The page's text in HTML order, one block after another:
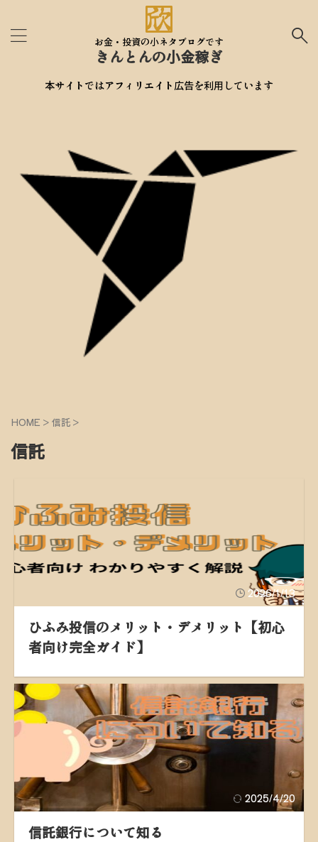
お金・投資の小ネタブログです
きんとんの小金稼ぎ
本サイトではアフィリエイト広告を利用しています
HOME > 信託 >
信託
2026/1/13
ひふみ投信のメリット・デメリット【初心
者向け完全ガイド】
2025/4/20
信託銀行について知る